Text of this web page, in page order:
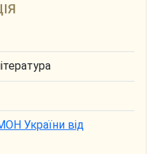
України від